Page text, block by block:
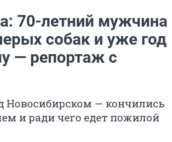
70-летний мужчина
собак и уже год
— репортаж с
Новосибирском — кончились
и ради чего едет пожилой